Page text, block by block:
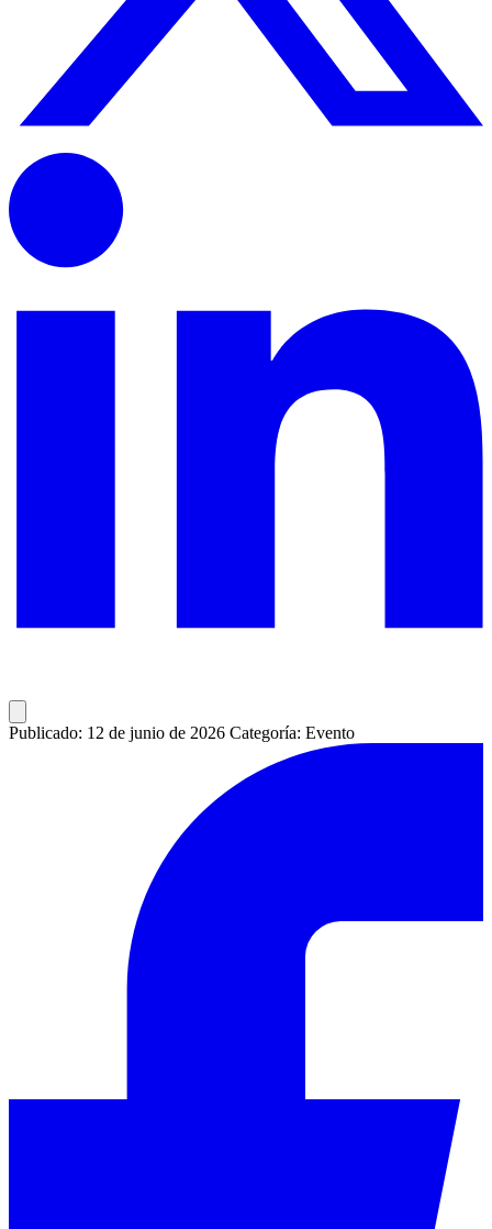
Publicado: 12 de junio de 2026 Categoría: Evento